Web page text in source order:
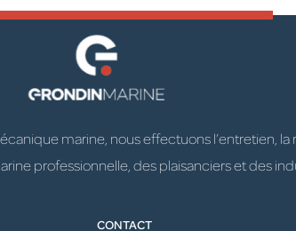
marine, nous effectuons l’entretien, la
professionnelle, des plaisanciers et des
CONTACT